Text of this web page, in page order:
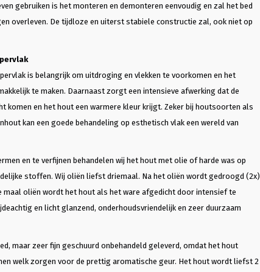
gebruiken is het monteren en demonteren eenvoudig en zal het bed
overleven. De tijdloze en uiterst stabiele constructie zal, ook niet op
is belangrijk om uitdroging en vlekken te voorkomen en het
te maken. Daarnaast zorgt een intensieve afwerking dat de
komen en het hout een warmere kleur krijgt. Zeker bij houtsoorten als
kan een goede behandeling op esthetisch vlak een wereld van
en te verfijnen behandelen wij het hout met olie of harde was op
stoffen. Wij oliën liefst driemaal. Na het oliën wordt gedroogd (2x)
maal oliën wordt het hout als het ware afgedicht door intensief te
en licht glanzend, onderhoudsvriendelijk en zeer duurzaam
maar zeer fijn geschuurd onbehandeld geleverd, omdat het hout
welk zorgen voor de prettig aromatische geur. Het hout wordt liefst 2
informatie die je nodig hebt op.